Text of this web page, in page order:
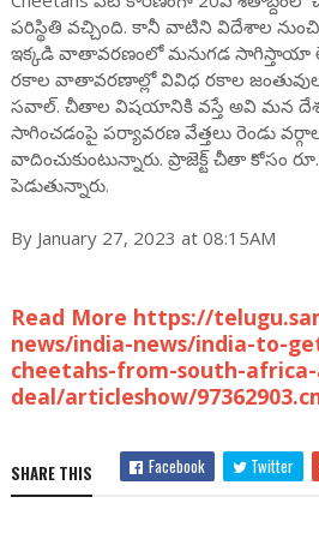
పరిస్థితి వచ్చింది. కానీ వాటిని విదేశాల
ఇక్కడి వాతావరణంలో మనుగడ సాగిస్తాయా
రకాల వాతావరణాల్లో వివిధ రకాల
సవాల్‌. చీతాల విషయానికి వస్తే అవి మన
సాగించడంపై పర్యావరణ వేత్తలు రెండు
వాదించుకుంటున్నారు. ప్రాజెక్ట్‌ చీతా కోసం
పెడుతున్నారు.
By January 27, 2023 at 08:15AM
Read More https://
news/india-news/india-to-
cheetahs-from-south-africa-
deal/articleshow/
SHARE THIS Facebook Twitter